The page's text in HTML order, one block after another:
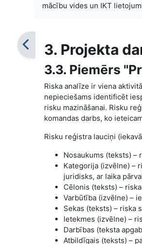
mācību vides un IKT
3. Projekta
3.3. Piemērs
Riska analīze ir viena
nepieciešams identificēt
risku mazināšanai. Risku
komandas darbs, ko
Risku reģistra lauciņi
Nosaukums (teksts) –
Kategorija (izvēlne) –
juridisks, ar laika
Cēlonis (teksts) –
Varbūtība (izvēlne) –
Sekas (teksts) – riska
Ietekmes (izvēlne) –
Darbības (teksta
Atbildīgais (teksts) –